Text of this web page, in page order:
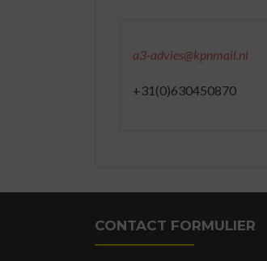
a3-advies@kpnmail.nl
+31(0)630450870
CONTACT FORMULIER